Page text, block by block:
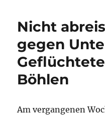
Nicht
gegen
Böhlen
Am vergangenen